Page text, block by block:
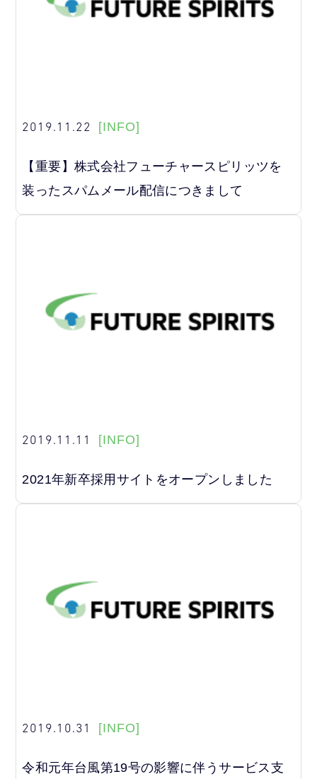
2019.11.22 [INFO]
【重要】株式会社フューチャースピリッツを
装ったスパムメール配信につきまして
2019.11.11 [INFO]
2021年新卒採用サイトをオープンしました
2019.10.31 [INFO]
令和元年台風第19号の影響に伴うサービス支